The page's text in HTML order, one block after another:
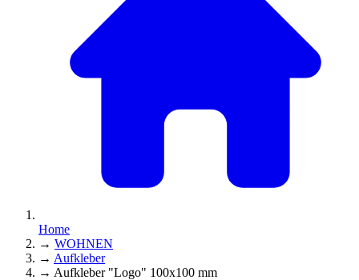
Home
→ WOHNEN
→ Aufkleber
→ Aufkleber "Logo" 100x100 mm